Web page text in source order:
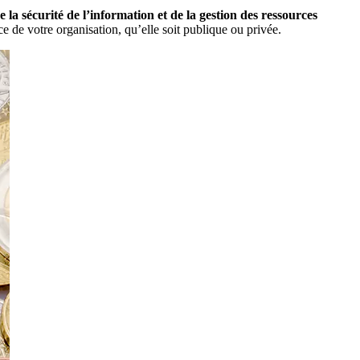
sécurité de l’information et de la gestion des ressources
de votre organisation, qu’elle soit publique ou privée.